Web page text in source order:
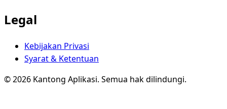
Legal
Kebijakan Privasi
Syarat & Ketentuan
© 2026 Kantong Aplikasi. Semua hak dilindungi.